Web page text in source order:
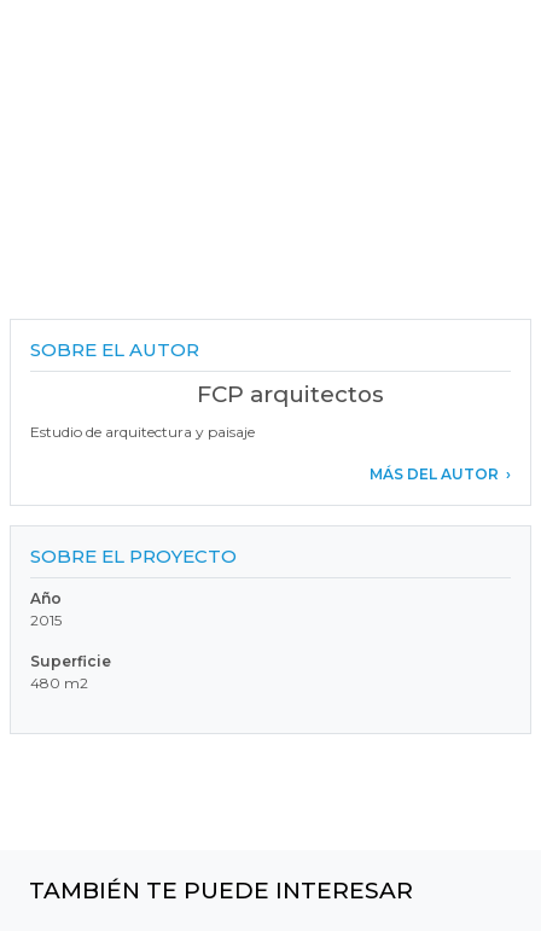
SOBRE EL AUTOR
FCP arquitectos
Estudio de arquitectura y paisaje
MÁS DEL AUTOR
SOBRE EL PROYECTO
Año
2015
Superficie
480 m2
TAMBIÉN TE PUEDE INTERESAR